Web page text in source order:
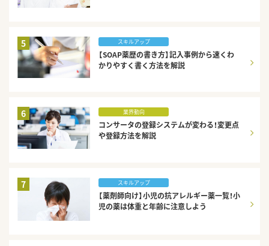
5 スキルアップ
【SOAP薬歴の書き方】記入事例から速くわ
かりやすく書く方法を解説
6 業界動向
コンサータの登録システムが変わる！変更点
や登録方法を解説
7 スキルアップ
【薬剤師向け】小児の抗アレルギー薬一覧！小
児の薬は体重と年齢に注意しよう